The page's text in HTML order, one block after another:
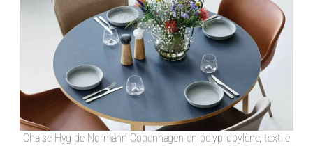
Chaise Hyg de Normann Copenhagen en polypropylène, textile